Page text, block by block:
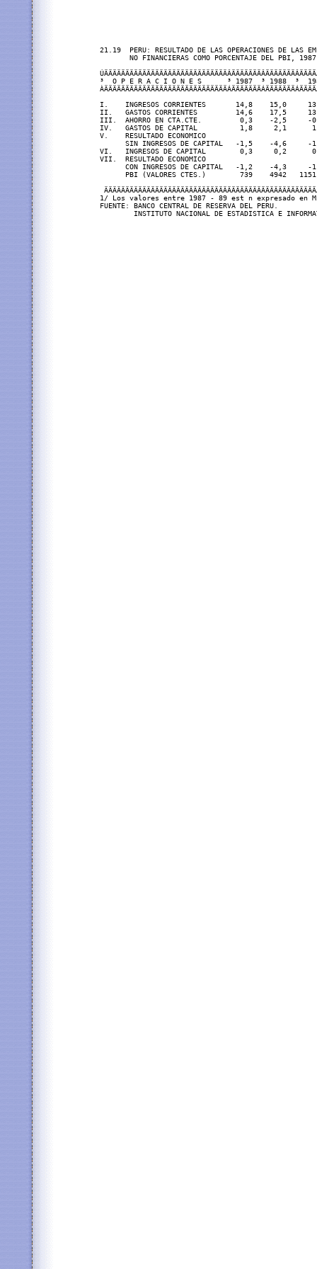
21.19  PERU: RESULTADO DE LAS OPERACIONES DE LAS
NO FINANCIERAS COMO PORCENTAJE DEL PBI,
³  O P E R A C I O N E S      ³ 1987  ³ 1988  ³
I.    INGRESOS CORRIENTES       14,8
II.   GASTOS CORRIENTES         14,6
III.  AHORRO EN CTA.CTE.         0,3    -
IV.   GASTOS DE CAPITAL          1,8
V.    RESULTADO ECONOMICO
SIN INGRESOS DE CAPITAL   -1,5    -4,6
VI.   INGRESOS DE CAPITAL        0,3
VII.  RESULTADO ECONOMICO
CON INGRESOS DE CAPITAL   -1,2    -4,3
PBI (VALORES CTES.)        739    4942
1/ Los valores entre 1987 - 89 est n expresado en
FUENTE: BANCO CENTRAL DE RESERVA DEL PERU.